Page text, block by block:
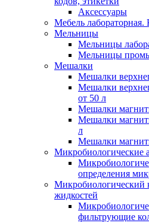
Аксессуары
Мебель лабораторная.
Мельницы
Мельницы
Мельницы
Мешалки
Мешалки
Мешалки
от 50 л
Мешалки
Мешалки
л
Мешалки
Микробиологические
определения
Микробиологический
жидкостей
фильтрующие